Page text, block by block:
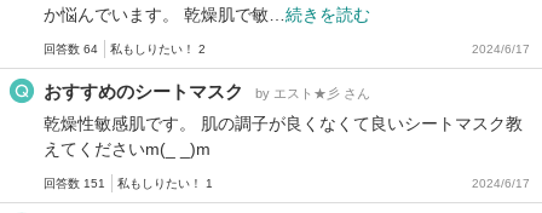
か悩んでいます。 乾燥肌で敏… 続きを読む
回答数 64 私もしりたい！ 2 2024/6/17
おすすめのシートマスク by エスト★彡 さん
乾燥性敏感肌です。 肌の調子が良くなくて良いシートマスク教
えてくださいm(_ _)m
回答数 151 私もしりたい！ 1 2024/6/17